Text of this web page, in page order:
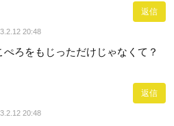
返信
20:48
ろをもじっただけじゃなくて？
返信
20:48